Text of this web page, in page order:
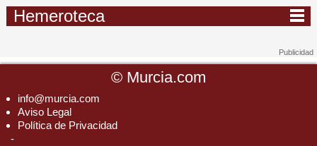
Hemeroteca
© Murcia.com
info@murcia.com
Aviso Legal
Política de Privacidad
-